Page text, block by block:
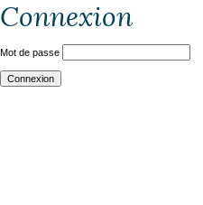
Connexion
Mot de passe